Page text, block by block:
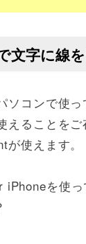
文字に線
ソコンで使っ
えることを
使えます。
を使